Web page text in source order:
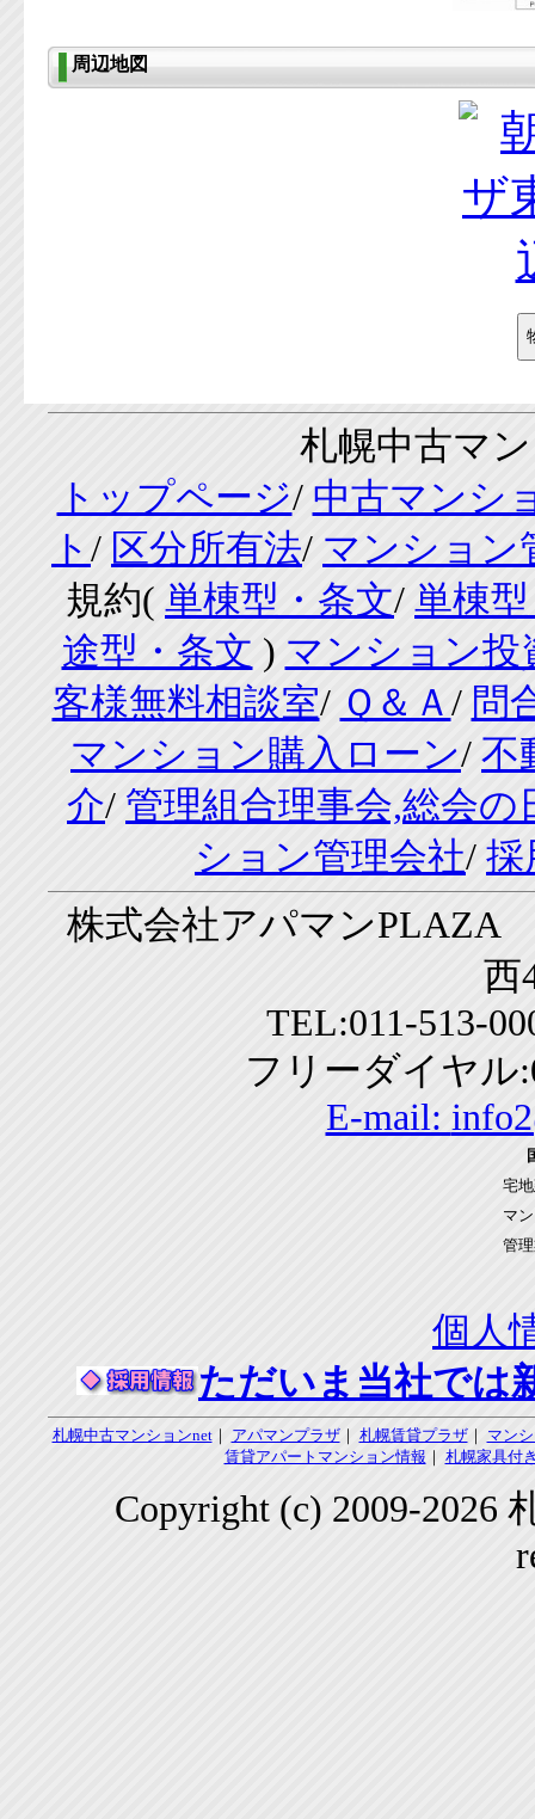
周辺地図
札幌中古マ
トップページ/ 中古マンシ
ト / 区分所有法/ マンション
規約( 単棟型・条文/ 単棟
途型・条文 ) マンション投
客様無料相談室/ Ｑ＆Ａ / 問
マンション購入ローン/ 不
介/ 管理組合理事会,総会の
ション管理会社/ 採
株式会社アパマン
西
TEL:011-513-
フリーダイヤル
E-mail:
宅
マ
管
個人
ただいま当社では
札幌中古マンションnet｜ アパマンプラザ｜ 札幌賃貸プラザ｜ マン
賃貸アパートマンション情報 ｜ 札幌家具付
Copyright (c) 2009-2026